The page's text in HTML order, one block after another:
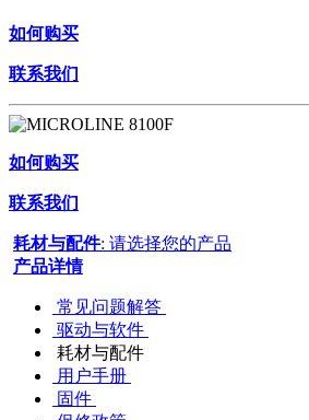
如何购买
联系我们
如何购买
联系我们
耗材与配件: 请选择您的产品
产品详情
常见问题解答
驱动与软件
耗材与配件
用户手册
固件